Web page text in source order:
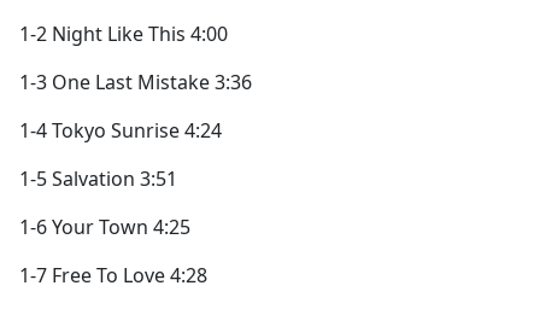
1-2 Night Like This 4:00
1-3 One Last Mistake 3:36
1-4 Tokyo Sunrise 4:24
1-5 Salvation 3:51
1-6 Your Town 4:25
1-7 Free To Love 4:28